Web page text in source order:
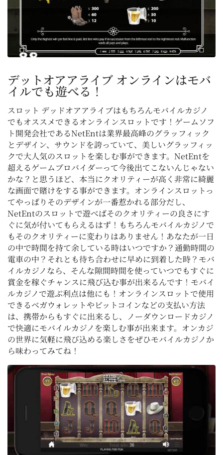
デットオアアライブ オンラインはモバ
イルでも遊べる！
スロット デッドオアアライブはもちろんモバイルカジノ
でもオススメできるオンラインスロットです！ゲームソフ
ト開発会社であるNetEntは業界最高峰のグラッフィック
とデザイン、サウンドを誇っていて、美しいグラッフィッ
クで大人気のスロットを楽しむ事ができます。NetEntを
超えるゲームプロバイダーって今後出てこないんじゃない
かな？と思うほど、本当にクオリティーが高く非常に綺麗
な画面で賭けをする事ができます。オンラインスロットっ
てやっぱりそのデザインが一番惹かれる部分だし、
NetEntのスロットで遊べばそのクオリティーの良さにす
ぐに気が付いてもらえるはず！もちろんモバイルカジノで
もそのクオリティーに変わりはありません！あなたが一日
の中で時間を持て余している時はいつですか？通勤時間の
電車の中？それとも待ち合わせに早めに到着した時？モバ
イルカジノなら、そんな隙間時間を使っていつでもすぐに
賞金を稼ぐチャンスに飛び込む事が出来るんです！モバイ
ルカジノで遊ぶ利点は他にも！オンラインスロットで使用
できるベガウォレットやビットコインなどの支払い方法
は、携帯からもすぐに出来るし、ノーダウンロードカジノ
で快適にモバイルカジノを楽しむ事が出来ます。オンカジ
の世界に気軽に飛び込める楽しさをぜひモバイルカジノか
ら味わってみてね！